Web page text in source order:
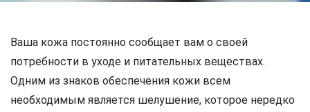
Ваша кожа постоянно сообщает вам о своей
потребности в уходе и питательных веществах.
Одним из знаков обеспечения кожи всем
необходимым является шелушение, которое нередко